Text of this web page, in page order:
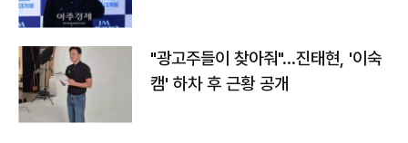
"광고주들이 찾아줘"…진태현, '이숙
캠' 하차 후 근황 공개